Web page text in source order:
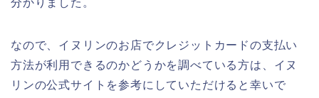
分かりました。
なので、イヌリンのお店でクレジットカードの支払い
方法が利用できるのかどうかを調べている方は、イヌ
リンの公式サイトを参考にしていただけると幸いで